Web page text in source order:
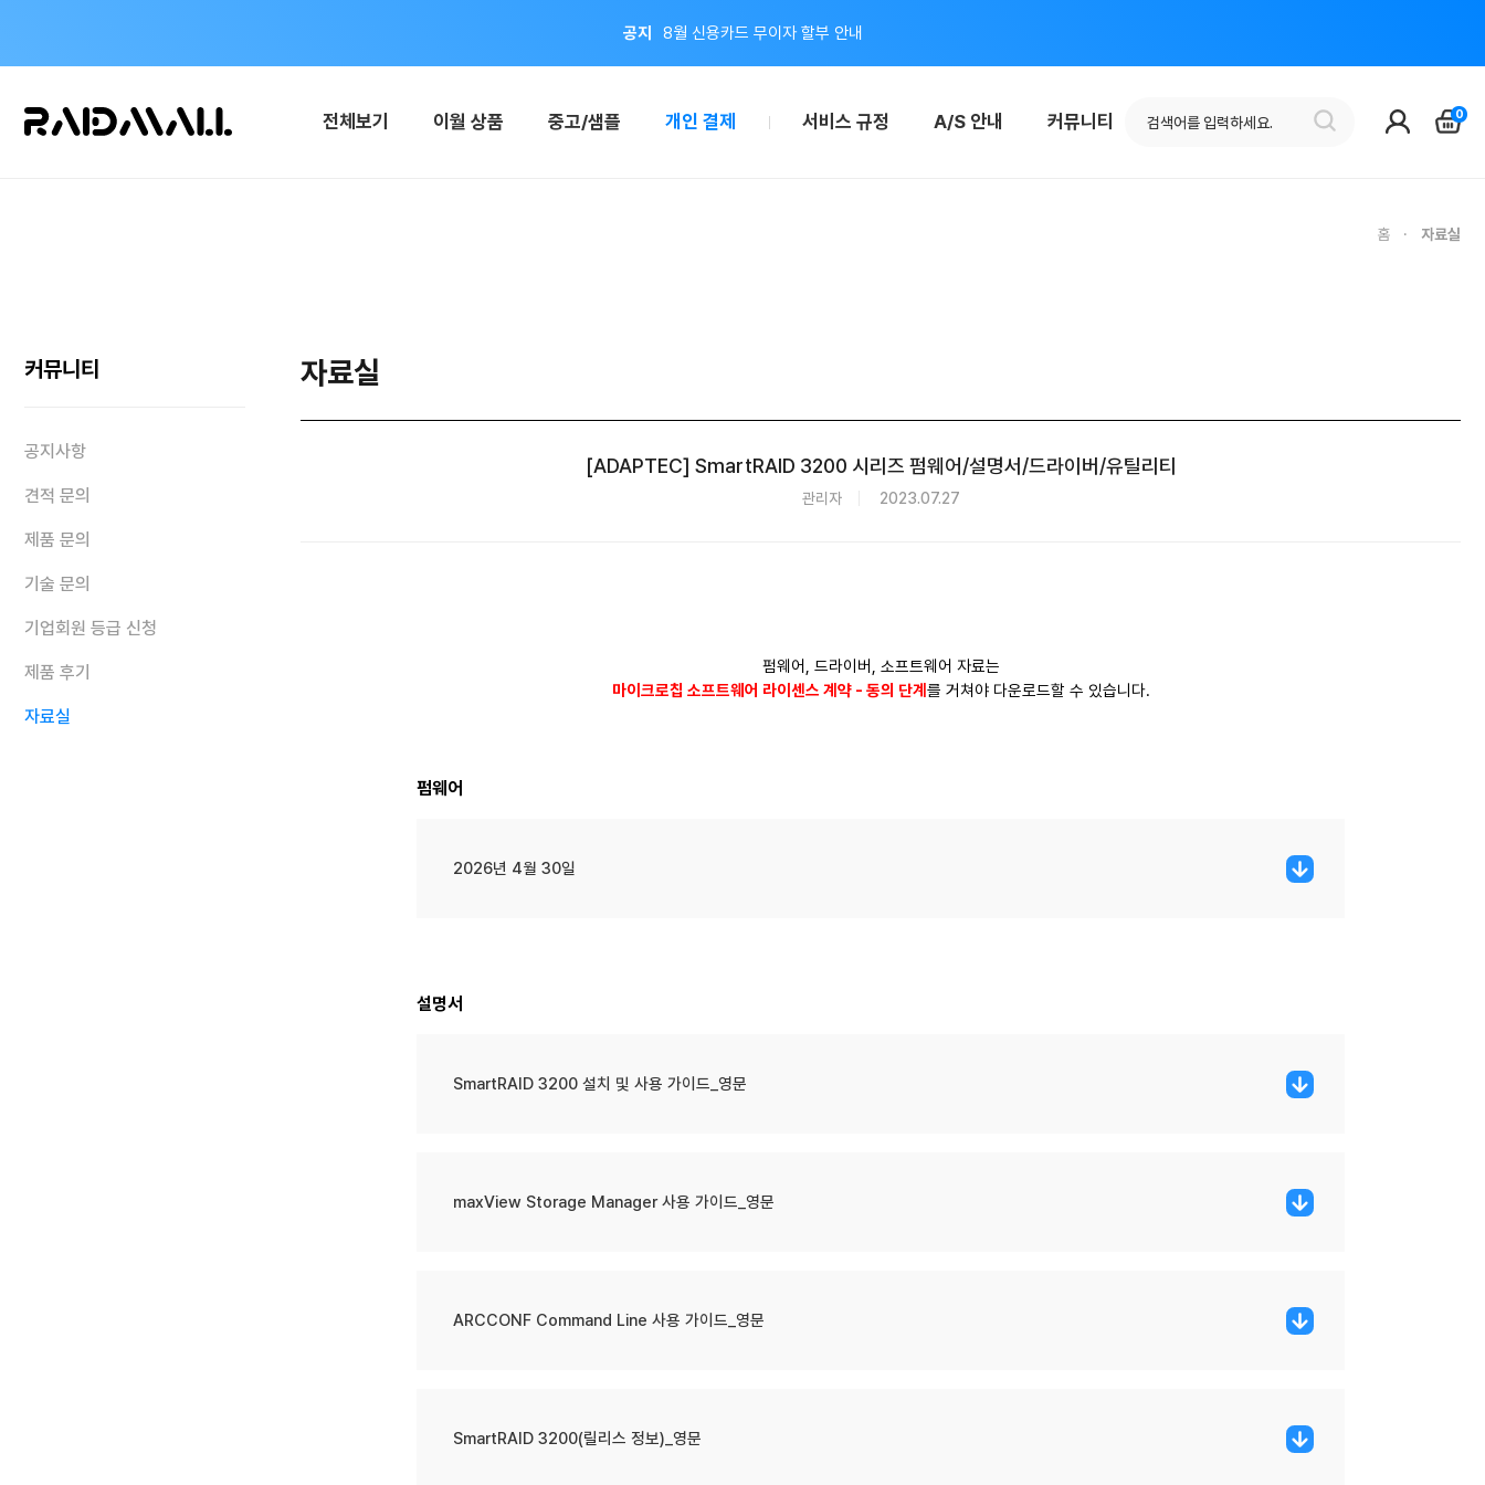
공지 8월 신용카드 무이자 할부 안내
전체보기 이월 상품 중고/샘플 개인 결제 서비스 규정 A/S 안내 커뮤니티 0
홈 · 자료실
커뮤니티
공지사항
견적 문의
제품 문의
기술 문의
기업회원 등급 신청
제품 후기
자료실
자료실
[ADAPTEC] SmartRAID 3200 시리즈 펌웨어/설명서/드라이버/유틸리티
관리자 2023.07.27
펌웨어, 드라이버, 소프트웨어 자료는
마이크로칩 소프트웨어 라이센스 계약 - 동의 단계 를 거쳐야 다운로드할 수 있습니다.
펌웨어
2026년 4월 30일
설명서
SmartRAID 3200 설치 및 사용 가이드_영문
maxView Storage Manager 사용 가이드_영문
ARCCONF Command Line 사용 가이드_영문
SmartRAID 3200(릴리스 정보)_영문